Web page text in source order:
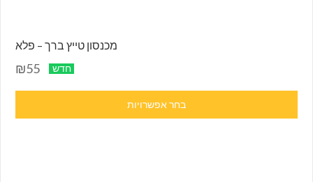
מכנסון טייץ ברך – פלא
₪55 חדש
בחר אפשרויות